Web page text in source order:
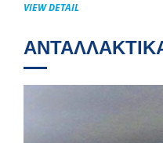
VIEW DETAIL